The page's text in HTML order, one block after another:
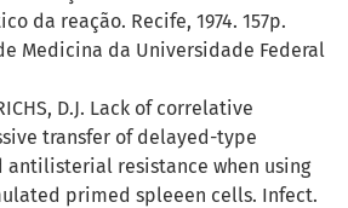
da reação. Recife, 1974. 157p.
Medicina da Universidade Federal
D.J. Lack of correlative
transfer of delayed-type
antilisterial resistance when using
primed spleeen cells. Infect.